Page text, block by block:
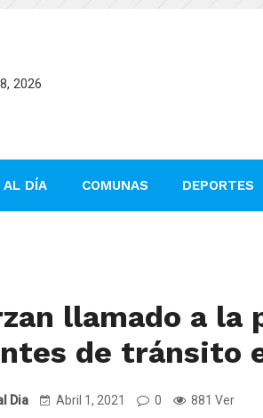
2026
AL DÍA COMUNAS DEPORTES
llamado a la
de tránsito
Dia Abril 1, 2021 0 881 Ver